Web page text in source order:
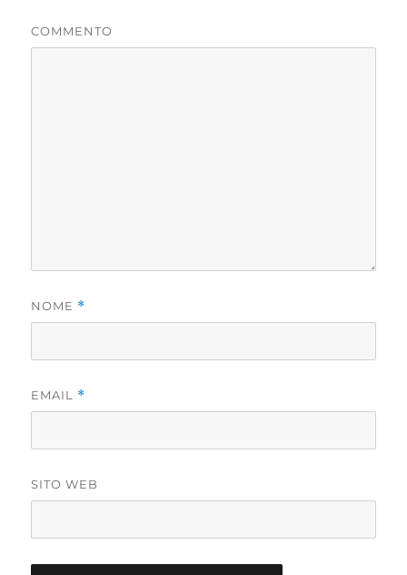
COMMENTO
NOME *
EMAIL *
SITO WEB